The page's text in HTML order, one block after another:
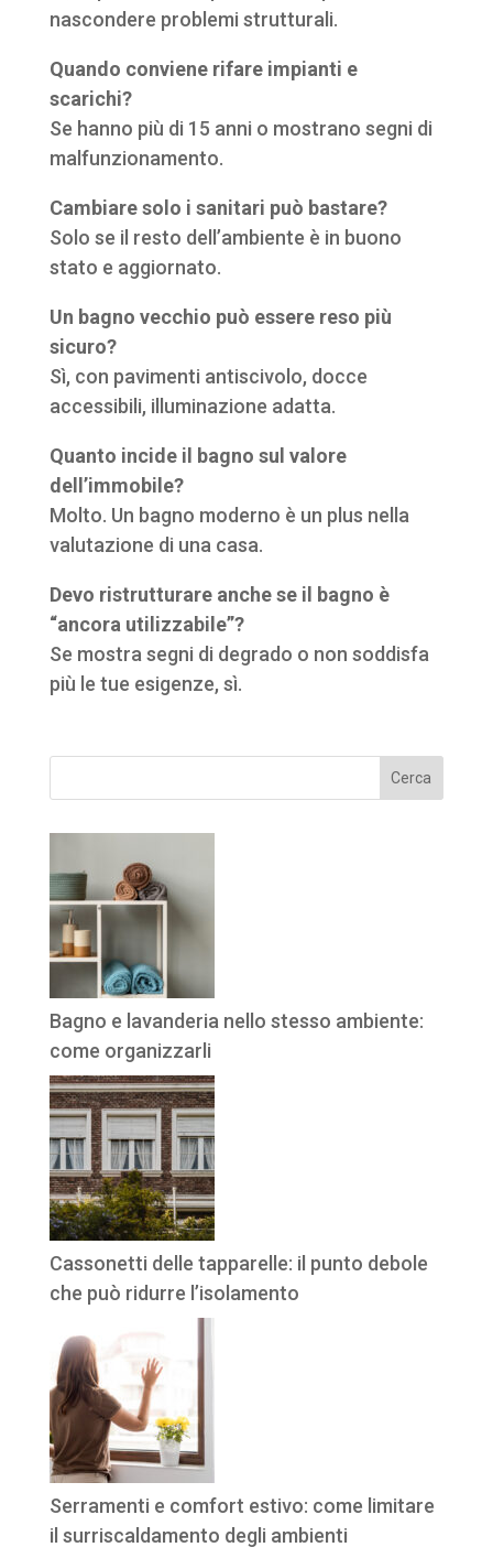
nascondere problemi strutturali.
Quando conviene rifare impianti e
scarichi?
Se hanno più di 15 anni o mostrano segni di
malfunzionamento.
Cambiare solo i sanitari può bastare?
Solo se il resto dell’ambiente è in buono
stato e aggiornato.
Un bagno vecchio può essere reso più
sicuro?
Sì, con pavimenti antiscivolo, docce
accessibili, illuminazione adatta.
Quanto incide il bagno sul valore
dell’immobile?
Molto. Un bagno moderno è un plus nella
valutazione di una casa.
Devo ristrutturare anche se il bagno è
“ancora utilizzabile”?
Se mostra segni di degrado o non soddisfa
più le tue esigenze, sì.
Cerca
Bagno e lavanderia nello stesso ambiente:
come organizzarli
Cassonetti delle tapparelle: il punto debole
che può ridurre l’isolamento
Serramenti e comfort estivo: come limitare
il surriscaldamento degli ambienti